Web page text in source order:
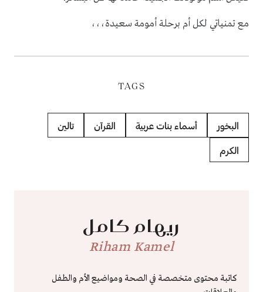
مع تمنياتي لكل أم برحلة أمومة سعيدة،،،
TAGS
البخور أسماء بنات عربية القرآن تالين
الكرم
ريهام كامل
Riham Kamel
كاتبة محتوى متخصصة في الصحة ومواضيع الأم والطفل